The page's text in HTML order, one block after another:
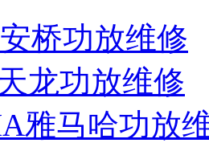
桥功放维修
龙功放维修
雅马哈功放